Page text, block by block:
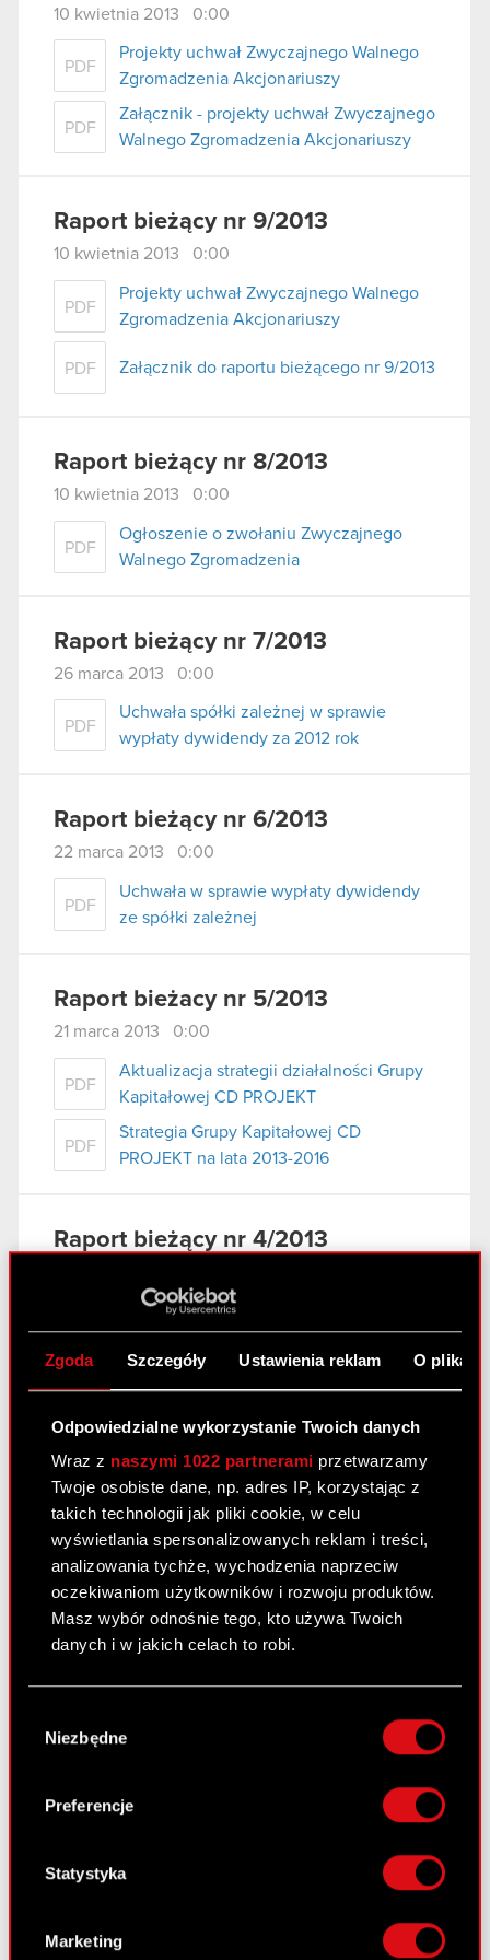
Zgoda Szczegóły Ustawienia reklam O
Odpowiedzialne wykorzystanie Twoich danych
Wraz z naszymi 1022 partnerami przetwarzamy
Twoje osobiste dane, np. adres IP, korzystając z
takich technologii jak pliki cookie, w celu
wyświetlania spersonalizowanych reklam i treści,
analizowania tychże, wychodzenia naprzeciw
oczekiwaniom użytkowników i rozwoju produktów.
Masz wybór odnośnie tego, kto używa Twoich
danych i w jakich celach to robi.
lokalizacji geograficznej z dokładnością nawet
Identyfikować Twoje urządzenie, aktywnie
analizując charakteryzującego je zbiory
palca)
osobiste dane są przetwarzane oraz ustaw własne
preferencje w
. W Deklaracji
zgody
Niezbędne
Preferencje
Statystyka
Marketing
10 kwietnia 2013 0:00
PDF
Projekty uchwał Zwyczajnego Walnego
Zgromadzenia Akcjonariuszy
PDF
Załącznik - projekty uchwał Zwyczajnego
Walnego Zgromadzenia Akcjonariuszy
Raport bieżący nr 9/2013
10 kwietnia 2013 0:00
PDF
Projekty uchwał Zwyczajnego Walnego
Zgromadzenia Akcjonariuszy
PDF Załącznik do raportu bieżącego nr 9/2013
Raport bieżący nr 8/2013
10 kwietnia 2013 0:00
PDF
Ogłoszenie o zwołaniu Zwyczajnego
Walnego Zgromadzenia
Raport bieżący nr 7/2013
26 marca 2013 0:00
PDF
Uchwała spółki zależnej w sprawie
wypłaty dywidendy za 2012 rok
Raport bieżący nr 6/2013
22 marca 2013 0:00
PDF
Uchwała w sprawie wypłaty dywidendy
ze spółki zależnej
Raport bieżacy nr 5/2013
21 marca 2013 0:00
PDF
Aktualizacja strategii działalności Grupy
Kapitałowej CD PROJEKT
PDF
Strategia Grupy Kapitałowej CD
PROJEKT na lata 2013-2016
Raport bieżący nr 4/2013
Wykaz informacji przekazanych do
publicznej wiadomości przez CD
PROJEKT S.A. w 2012 roku
załącznik do raportu - wykaz informacji
bieżących
Raport bieżący nr 3/2013
5 marca 2013 0:00
PDF
Ujawnienie informacji dotyczących
prowadzonych negocjacji
Raport bieżący nr 2/2013
Raport bieżący nr 1/2013
PDF
Terminy przekazywania raportów